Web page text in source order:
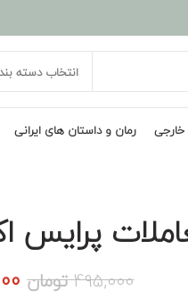
انتخاب دسته
خارجی رمان و داستان های ایرانی
پرایس
495,000تومان